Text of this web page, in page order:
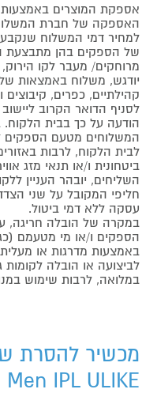
אספקת המוצרים
האספקה של חברת
למחיר דמי המשלוח
של הספקים בהן מתבצעת
מרוחקים/ מעבר לקו
יודגש, משלוח באמצאות
קהילתיים, כפרים,
לסניף הדואר הקרוב
הודעה על כך בבית הלקוח.
המשלוחים מטעם
לבית הלקוח, לרבות
ביטחונית ו/או תנאי מזג
השליחים, יובהר העניין
חליפי המקובל על שני
עסקה ללא דמי ביטול.
במקרה של הובלה חריגה,
הספקים ו/או מי מטעמם
באמצעות מדרגות או
לביצועה או הובלה
במלואה, לרבות שימוש
Men IPL ULIKE - מידע נוסף